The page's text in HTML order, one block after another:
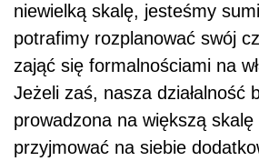
niewielką skalę, jesteśmy
potrafimy rozplanować swój
zająć się formalnościami na
Jeżeli zaś, nasza działalność
prowadzona na większą
przyjmować na siebie